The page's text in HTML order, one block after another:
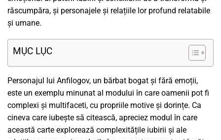
răscumpăra, și personajele și relațiile lor profund relatabile
și umane.
MỤC LỤC
Personajul lui Anfilogov, un bărbat bogat și fără emoții,
este un exemplu minunat al modului în care oamenii pot fi
complexi și multifaceti, cu propriile motive și dorințe. Ca
cineva care iubește să citească, apreciez modul în care
această carte explorează complexitățile iubirii și ale